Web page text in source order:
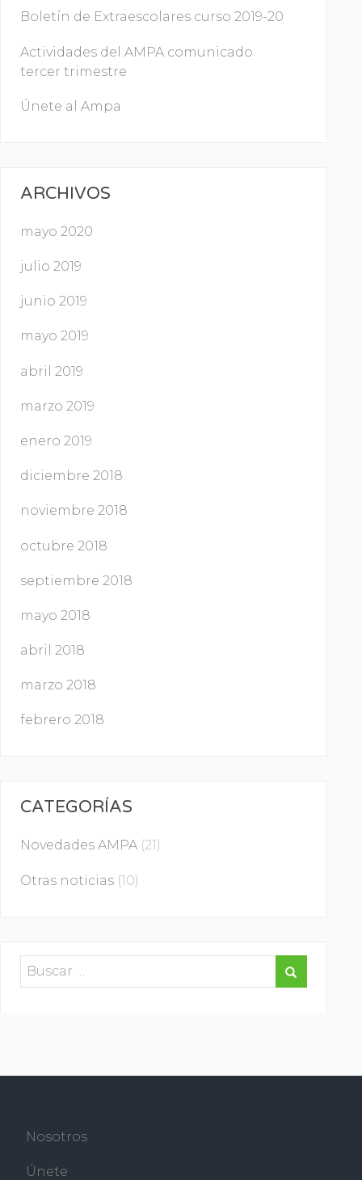
Boletín de Extraescolares curso 2019-20
Actividades del AMPA comunicado
tercer trimestre
Únete al Ampa
ARCHIVOS
mayo 2020
julio 2019
junio 2019
mayo 2019
abril 2019
marzo 2019
enero 2019
diciembre 2018
noviembre 2018
octubre 2018
septiembre 2018
mayo 2018
abril 2018
marzo 2018
febrero 2018
CATEGORÍAS
Novedades AMPA (21)
Otras noticias (10)
Nosotros
Únete